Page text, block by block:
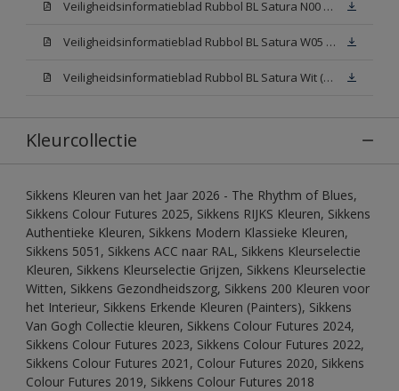
Veiligheidsinformatieblad Rubbol BL Satura N00 (MSDS)
Veiligheidsinformatieblad Rubbol BL Satura W05 (MSDS)
Veiligheidsinformatieblad Rubbol BL Satura Wit (MSDS)
Kleurcollectie
Sikkens Kleuren van het Jaar 2026 - The Rhythm of Blues,
Sikkens Colour Futures 2025, Sikkens RIJKS Kleuren, Sikkens
Authentieke Kleuren, Sikkens Modern Klassieke Kleuren,
Sikkens 5051, Sikkens ACC naar RAL, Sikkens Kleurselectie
Kleuren, Sikkens Kleurselectie Grijzen, Sikkens Kleurselectie
Witten, Sikkens Gezondheidszorg, Sikkens 200 Kleuren voor
het Interieur, Sikkens Erkende Kleuren (Painters), Sikkens
Van Gogh Collectie kleuren, Sikkens Colour Futures 2024,
Sikkens Colour Futures 2023, Sikkens Colour Futures 2022,
Sikkens Colour Futures 2021, Colour Futures 2020, Sikkens
Colour Futures 2019, Sikkens Colour Futures 2018